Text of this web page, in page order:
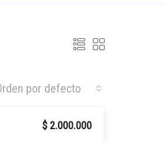
por defecto
$ 2.000.000